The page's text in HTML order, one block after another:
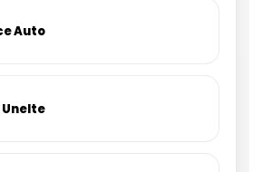
Auto
Unelte